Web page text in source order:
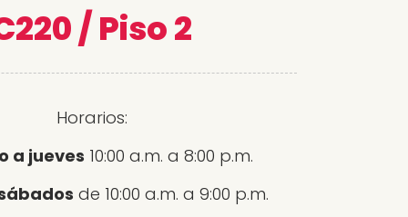
/ Piso 2
Horarios:
a jueves 10:00 a.m. a 8:00 p.m.
de 10:00 a.m. a 9:00 p.m.